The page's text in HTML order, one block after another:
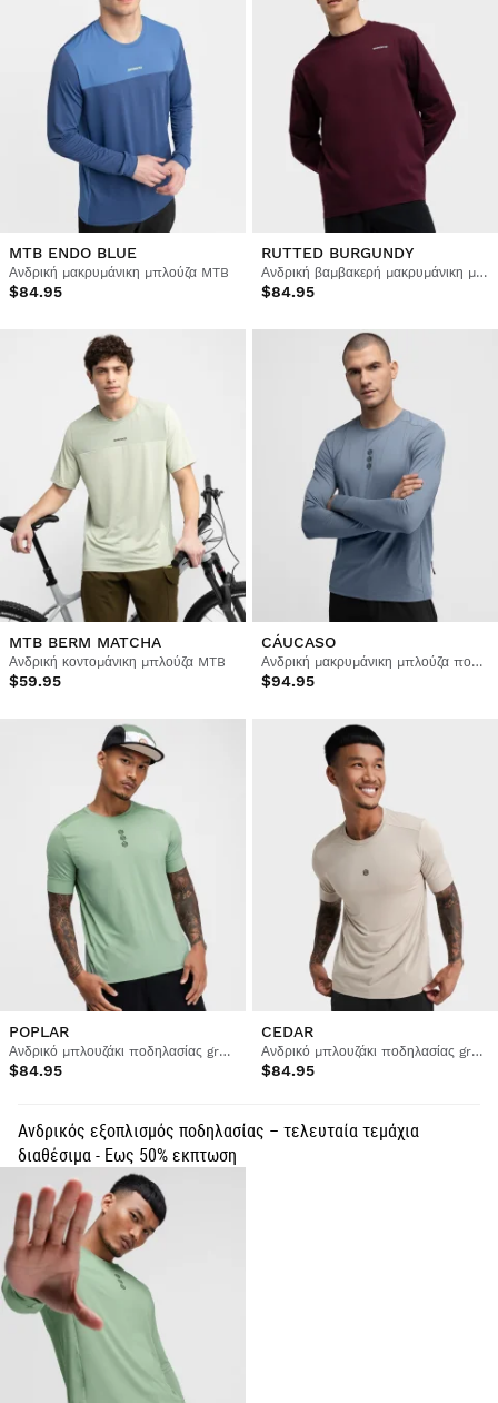
MTB ENDO BLUE
Ανδρική μακρυμάνικη μπλούζα MTB
$84.95
RUTTED BURGUNDY
Ανδρική βαμβακερή μακρυμάνικη μπλούζα ποδηλασίας gravel
$84.95
MTB BERM MATCHA
Ανδρική κοντομάνικη μπλούζα MTB
$59.95
CÁUCASO
Ανδρική μακρυμάνικη μπλούζα ποδηλασίας gravel
$94.95
POPLAR
Ανδρικό μπλουζάκι ποδηλασίας gravel
$84.95
CEDAR
Ανδρικό μπλουζάκι ποδηλασίας gravel
$84.95
Ανδρικός εξοπλισμός ποδηλασίας – τελευταία τεμάχια
διαθέσιμα - Εως 50% εκπτωση